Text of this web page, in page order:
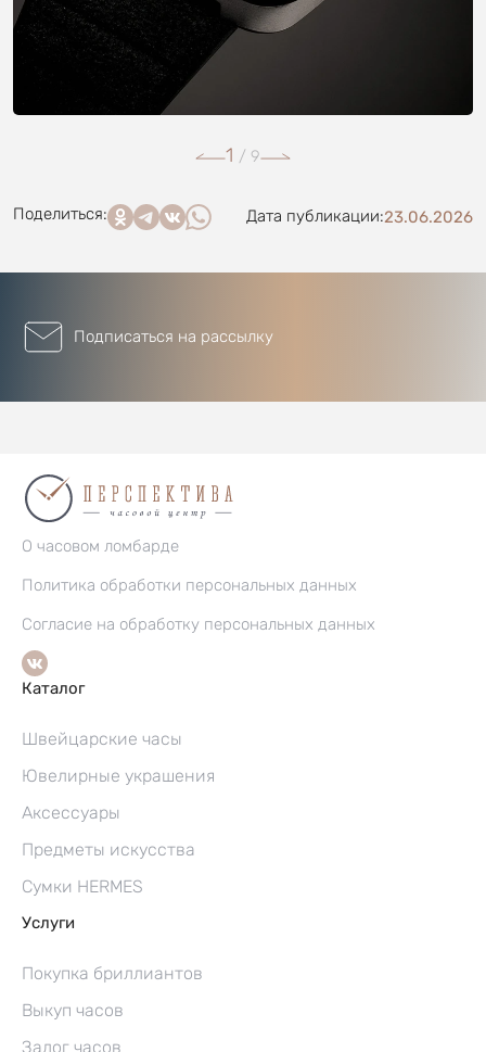
1 / 9
Поделиться: Дата публикации:23.06.2026
Подписаться на рассылку
О часовом ломбарде
Политика обработки персональных данных
Согласие на обработку персональных данных
Каталог
Швейцарские часы
Ювелирные украшения
Аксессуары
Предметы искусства
Сумки HERMES
Услуги
Покупка бриллиантов
Выкуп часов
Залог часов